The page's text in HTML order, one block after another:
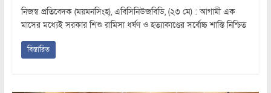
নিজস্ব প্রতিবেদক (ময়মনসিংহ), এবিসিনিউজবিডি, (২৩ মে) : আগামী এক
মাসের মধ্যেই সরকার শিশু রামিসা ধর্ষণ ও হত্যাকাণ্ডের সর্বোচ্চ শাস্তি নিশ্চিত
বিস্তারিত